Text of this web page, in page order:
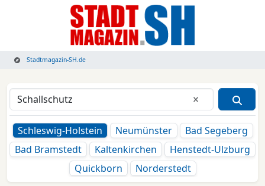
Stadtmagazin-SH.de
Eingabe
Schleswig-Holstein
Neumünster
Bad Segeberg
Bad Bramstedt
Kaltenkirchen
Henstedt-Ulzburg
Quickborn
Norderstedt